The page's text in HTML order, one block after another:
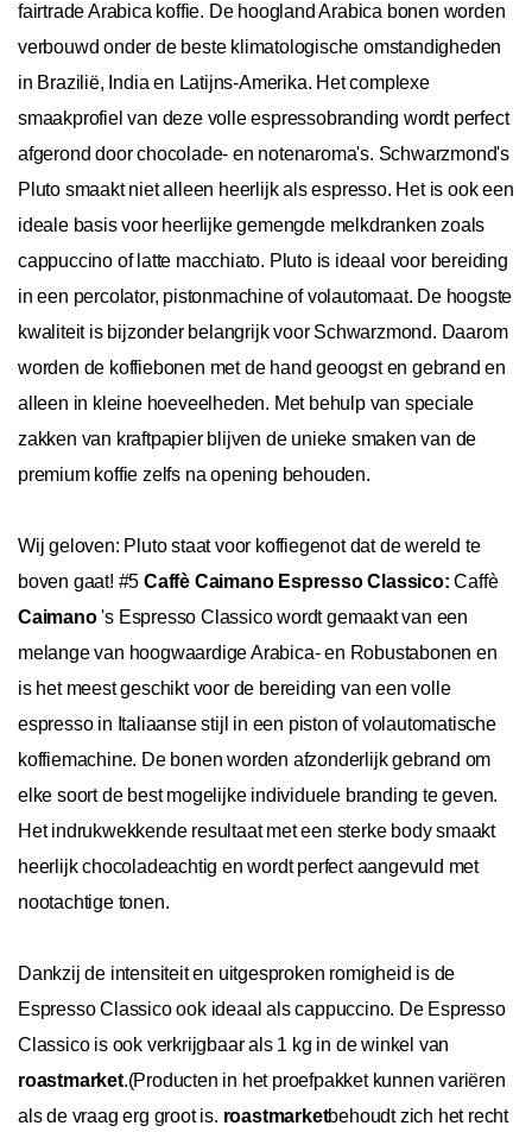
fairtrade Arabica koffie. De hoogland Arabica bonen worden
verbouwd onder de beste klimatologische omstandigheden
in Brazilië, India en Latijns-Amerika. Het complexe
smaakprofiel van deze volle espressobranding wordt perfect
afgerond door chocolade- en notenaroma's. Schwarzmond's
Pluto smaakt niet alleen heerlijk als espresso. Het is ook een
ideale basis voor heerlijke gemengde melkdranken zoals
cappuccino of latte macchiato. Pluto is ideaal voor bereiding
in een percolator, pistonmachine of volautomaat. De hoogste
kwaliteit is bijzonder belangrijk voor Schwarzmond. Daarom
worden de koffiebonen met de hand geoogst en gebrand en
alleen in kleine hoeveelheden. Met behulp van speciale
zakken van kraftpapier blijven de unieke smaken van de
premium koffie zelfs na opening behouden.
Wij geloven: Pluto staat voor koffiegenot dat de wereld te
boven gaat! #5 Caffè Caimano Espresso Classico: Caffè
Caimano's Espresso Classico wordt gemaakt van een
melange van hoogwaardige Arabica- en Robustabonen en
is het meest geschikt voor de bereiding van een volle
espresso in Italiaanse stijl in een piston of volautomatische
koffiemachine. De bonen worden afzonderlijk gebrand om
elke soort de best mogelijke individuele branding te geven.
Het indrukwekkende resultaat met een sterke body smaakt
heerlijk chocoladeachtig en wordt perfect aangevuld met
nootachtige tonen.
Dankzij de intensiteit en uitgesproken romigheid is de
Espresso Classico ook ideaal als cappuccino. De Espresso
Classico is ook verkrijgbaar als 1 kg in de winkel van
roastmarket.(Producten in het proefpakket kunnen variëren
als de vraag erg grootis. roastmarketbehoudt zich het recht